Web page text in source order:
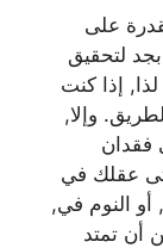
على
لتحقيق
إذا كنت
وإلا,
فقدان
عقلك في
أو النوم في,
أن تمتد